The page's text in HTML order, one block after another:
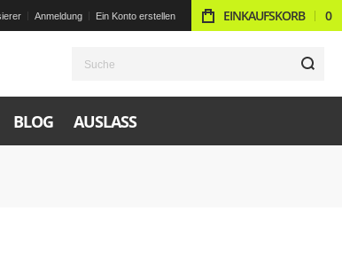
Anmeldung Ein Konto erstellen EINKAUFSKORB 0
BLOG AUSLASS